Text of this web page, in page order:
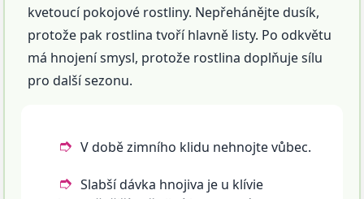
kvetoucí pokojové rostliny. Nepřehánějte dusík,
protože pak rostlina tvoří hlavně listy. Po odkvětu
má hnojení smysl, protože rostlina doplňuje sílu
pro další sezonu.
V době zimního klidu nehnojte vůbec.
Slabší dávka hnojiva je u klívie